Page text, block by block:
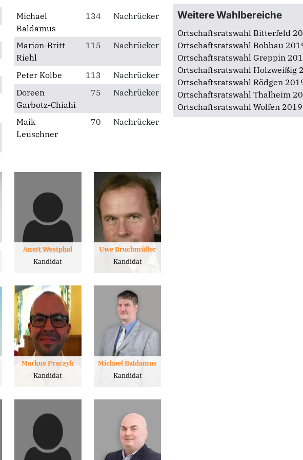
Ortsverband Wolfen-Bobbau
Stadtverband Zörbig
Michael
Baldamus
134 Nachrücker
Marion-Britt
Riehl
115 Nachrücker
Peter Kolbe 113
Nachrücker
Doreen
Garbotz-Chiahi
75 Nachrücker
Maik
Leuschner
70 Nachrücker
Anett Westphal
Kandidat
Uwe Bruchmüller
Kandidat
Markus Praczyk
Kandidat
Michael Baldamus
Kandidat
Weitere Wahlbereiche
Ortschaftsratswahl Bitterfeld
Ortschaftsratswahl Bobbau
Ortschaftsratswahl Greppin
Ortschaftsratswahl Holzweißig
Ortschaftsratswahl Rödgen
Ortschaftsratswahl Thalheim
Ortschaftsratswahl Wolfen 2019